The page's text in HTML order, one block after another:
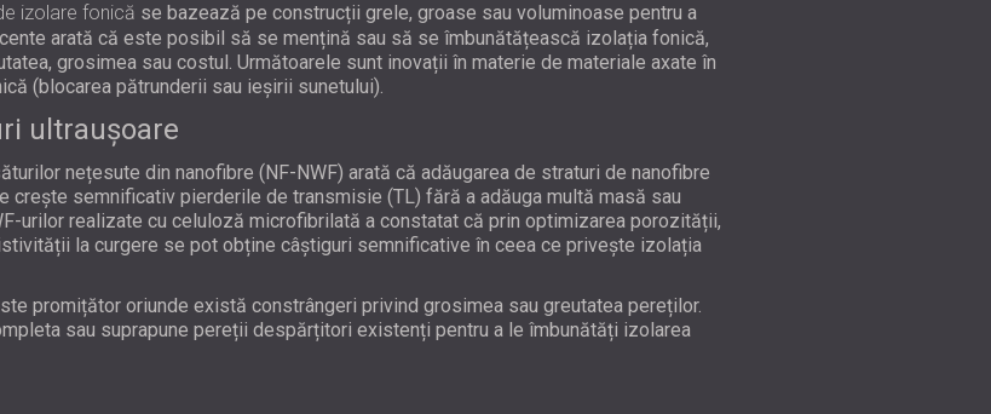
izolare fonică se bazează pe construcții grele, groase sau voluminoase pentru a
arată că este posibil să se mențină sau să se îmbunătățească izolația fonică,
grosimea sau costul. Următoarele sunt inovații în materie de materiale axate în
(blocarea pătrunderii sau ieșirii sunetului).
ultraușoare
nețesute din nanofibre (NF-NWF) arată că adăugarea de straturi de nanofibre
crește semnificativ pierderile de transmisie (TL) fără a adăuga multă masă sau
urilor realizate cu celuloză microfibrilată a constatat că prin optimizarea porozității,
la curgere se pot obține câștiguri semnificative în ceea ce privește izolația
promițător oriunde există constrângeri privind grosimea sau greutatea pereților.
sau suprapune pereții despărțitori existenți pentru a le îmbunătăți izolarea